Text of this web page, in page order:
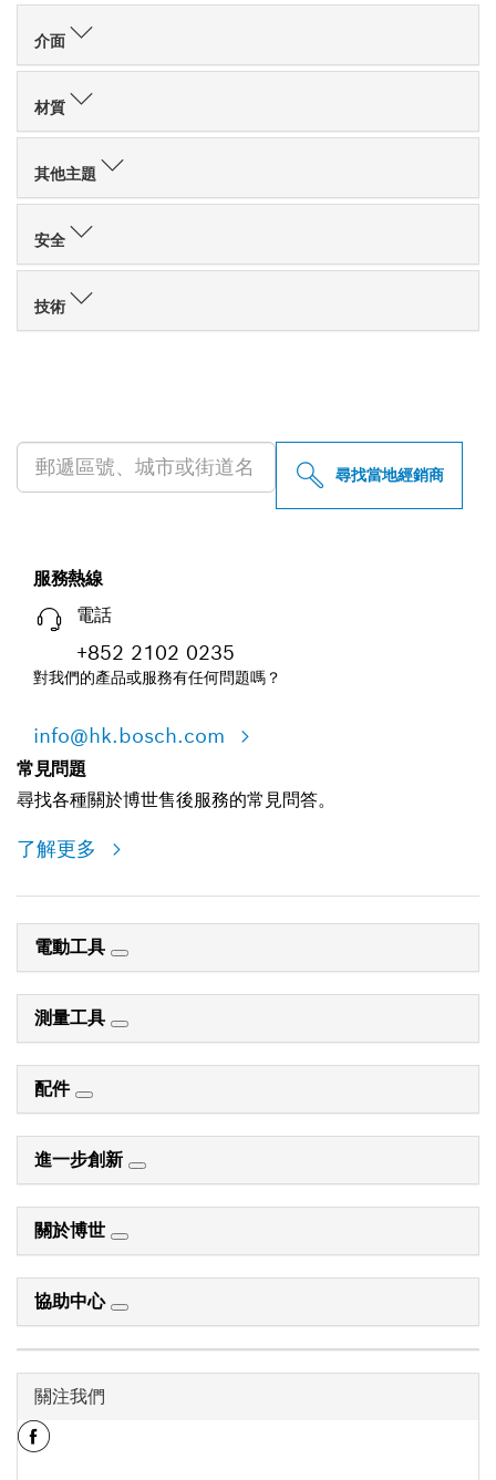
介面
材質
其他主題
安全
技術
尋找當地經銷商
服務熱線
電話
+852 2102 0235
對我們的產品或服務有任何問題嗎？
info@hk.bosch.com
常見問題
尋找各種關於博世售後服務的常見問答。
了解更多
電動工具
測量工具
配件
進一步創新
關於博世
協助中心
關注我們